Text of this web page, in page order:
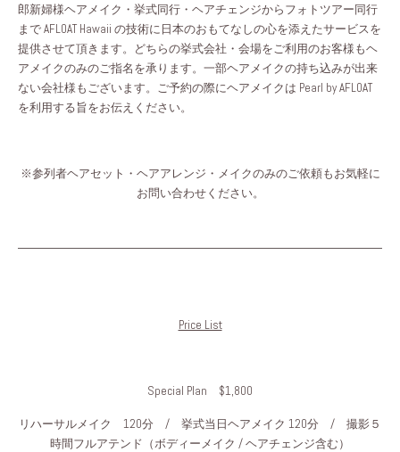
郎新婦様ヘアメイク・挙式同行・ヘアチェンジからフォトツアー同行
まで AFLOAT Hawaii の技術に日本のおもてなしの心を添えたサービスを
提供させて頂きます。どちらの挙式会社・会場をご利用のお客様もヘ
アメイクのみのご指名を承ります。一部ヘアメイクの持ち込みが出来
ない会社様もございます。ご予約の際にヘアメイクは Pearl by AFLOAT
を利用する旨をお伝えください。
※参列者ヘアセット・ヘアアレンジ・メイクのみのご依頼もお気軽に
お問い合わせください。
Price List
Special Plan $1,800
リハーサルメイク 120分 / 挙式当日ヘアメイク 120分 / 撮影５
時間フルアテンド（ボディーメイク / ヘアチェンジ含む）